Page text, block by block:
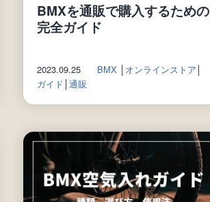
BMXを通販で購入するための
完全ガイド
2023.09.25 BMX オンラインストア
ガイド 通販